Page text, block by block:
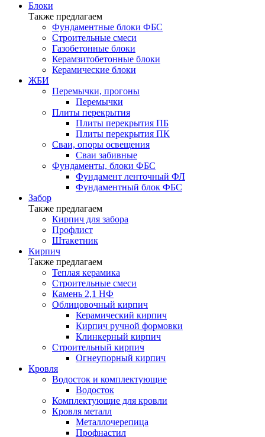
Блоки
Также предлагаем
Фундаментные блоки ФБС
Строительные смеси
Газобетонные блоки
Керамзитобетонные блоки
Керамические блоки
ЖБИ
Перемычки, прогоны
Перемычки
Плиты перекрытия
Плиты перекрытия ПБ
Плиты перекрытия ПК
Сваи, опоры освещения
Сваи забивные
Фундаменты, блоки ФБС
Фундамент ленточный ФЛ
Фундаментный блок ФБС
Забор
Также предлагаем
Кирпич для забора
Профлист
Штакетник
Кирпич
Также предлагаем
Теплая керамика
Строительные смеси
Камень 2,1 НФ
Облицовочный кирпич
Керамический кирпич
Кирпич ручной формовки
Клинкерный кирпич
Строительный кирпич
Огнеупорный кирпич
Кровля
Водосток и комплектующие
Водосток
Комплектующие для кровли
Кровля металл
Металлочерепица
Профнастил